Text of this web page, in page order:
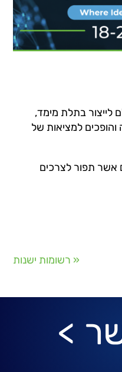
לייצור בתלת מימד,
והופכים למציאות של
אשר תפור לצרכים
« רשומות ישנות
>